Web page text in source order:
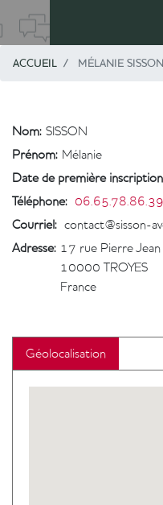
ACCUEIL MÉLANIE SISSON
Nom: SISSON
Prénom: Mélanie
Date de première inscription
Téléphone: 06.65.78.86.39
Courriel: contact@sisson-
Adresse: 17 rue Pierre
10000 TROYES
France
Géolocalisation